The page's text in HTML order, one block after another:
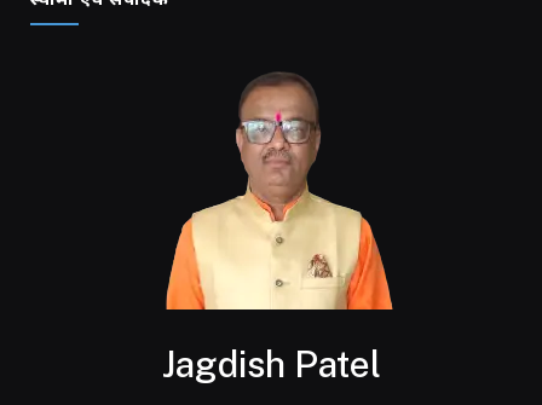
Jagdish Patel